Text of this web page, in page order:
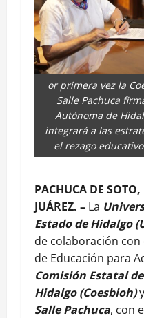
or primera vez la
Salle Pachuca
Autónoma de
integrará a las
el rezago
PACHUCA DE
JUÁREZ. – La
Estado de Hidalgo
de colaboración
de Educación para
Comisión Estatal
Hidalgo (Coesbioh)
Salle Pachuca, con